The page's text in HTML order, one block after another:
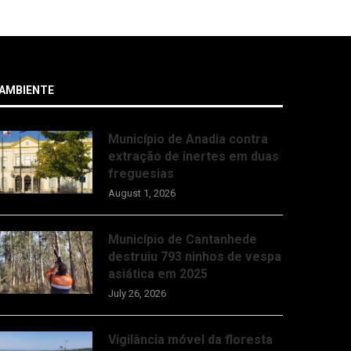
Município de Anadia contra
extração de inertes em duas
freguesias
August 1, 2026
Município de Cantanhede
destruiu 793 ninhos de vespa
asiática em 2025
July 26, 2026
Vigilância móvel da floresta